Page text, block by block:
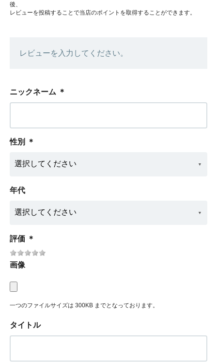
後、
レビューを投稿することで当店のポイントを取得することができます。
レビューを入力してください。
ニックネーム ＊
性別 ＊
年代
評価 ＊
画像
一つのファイルサイズは 300KB までとなっております。
タイトル